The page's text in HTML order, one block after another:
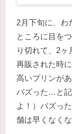
2月下旬に、わ
ところに目を
り切れて、2
再販された時
高いプリンが
バズった…と記
よ！）バズっ
舗は早くなく